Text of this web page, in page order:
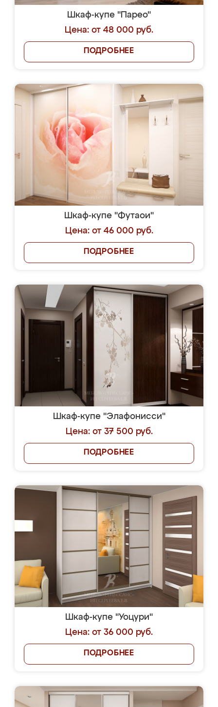
Шкаф-купе "Парео"
Цена: от 48 000 руб.
ПОДРОБНЕЕ
Шкаф-купе "Футаои"
Цена: от 46 000 руб.
ПОДРОБНЕЕ
Шкаф-купе "Элафонисси"
Цена: от 37 500 руб.
ПОДРОБНЕЕ
Шкаф-купе "Уоцури"
Цена: от 36 000 руб.
ПОДРОБНЕЕ